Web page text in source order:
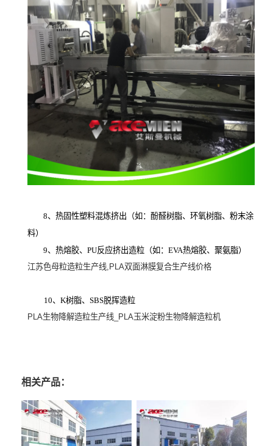
8、热固性塑料混炼挤出（如：酚醛树脂、环氧树脂、粉末涂
料）
9、热熔胶、PU反应挤出造粒（如：EVA热熔胶、聚氨脂）
江苏色母粒造粒生产线,PLA双面淋膜复合生产线价格
10、K树脂、SBS脱挥造粒
PLA生物降解造粒生产线 _PLA玉米淀粉生物降解造粒机
相关产品：